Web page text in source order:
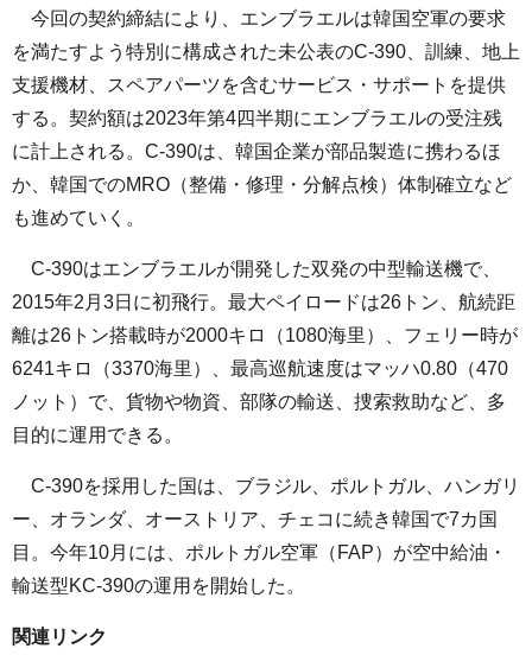
今回の契約締結により、エンブラエルは韓国空軍の要求
を満たすよう特別に構成された未公表のC-390、訓練、地上
支援機材、スペアパーツを含むサービス・サポートを提供
する。契約額は2023年第4四半期にエンブラエルの受注残
に計上される。C-390は、韓国企業が部品製造に携わるほ
か、韓国でのMRO（整備・修理・分解点検）体制確立など
も進めていく。
C-390はエンブラエルが開発した双発の中型輸送機で、
2015年2月3日に初飛行。最大ペイロードは26トン、航続距
離は26トン搭載時が2000キロ（1080海里）、フェリー時が
6241キロ（3370海里）、最高巡航速度はマッハ0.80（470
ノット）で、貨物や物資、部隊の輸送、捜索救助など、多
目的に運用できる。
C-390を採用した国は、ブラジル、ポルトガル、ハンガリ
ー、オランダ、オーストリア、チェコに続き韓国で7カ国
目。今年10月には、ポルトガル空軍（FAP）が空中給油・
輸送型KC-390の運用を開始した。
関連リンク